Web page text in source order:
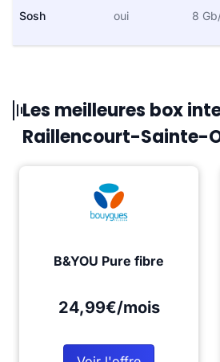
Sosh oui 8
Les meilleures box
Raillencourt-Sainte-
B&YOU Pure fibre
24,99€/mois